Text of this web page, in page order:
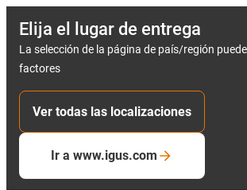
Elija el lugar de entrega
La selección de la página de país/región
factores
Ver todas las localizaciones
Ir a www.igus.com